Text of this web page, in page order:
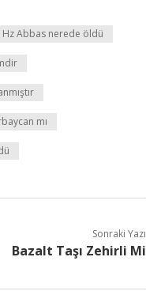
Hz Abbas nerede öldü
mı
Sonraki Yazı
Bazalt Taşı Zehirli Mi